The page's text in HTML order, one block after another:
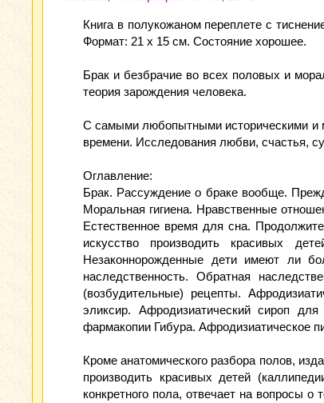
Книга в полукожаном переплете с
Формат: 21 х 15 см. Состояние хорошее.
Брак и безбрачие во всех половых и
теория зарождения человека.
С самыми любопытными историческими и
времени. Исследования любви, счастья,
Оглавление:
Брак. Рассуждение о браке вообще.
Моральная гигиена. Нравственные
Естественное время для сна.
искусство производить красивых
Незаконнорожденные дети имеют ли
наследственность. Обратная
(возбудительные) рецепты.
эликсир. Афродизиатический сироп
фармакопии Гибура. Афродизиатическое
Кроме анатомического разбора полов,
производить красивых детей
конкретного пола, отвечает на вопросы